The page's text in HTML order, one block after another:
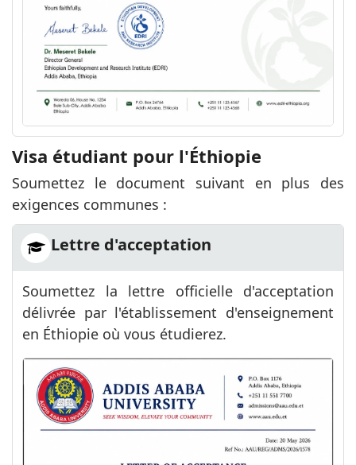
Visa étudiant pour l'Éthiopie
Soumettez le document suivant en plus des
exigences communes :
Lettre d'acceptation
Soumettez la lettre officielle d'acceptation
délivrée par l'établissement d'enseignement
en Éthiopie où vous étudierez.